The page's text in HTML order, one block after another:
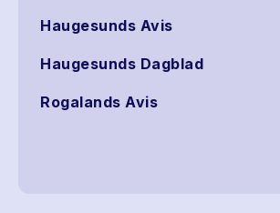
Haugesunds Avis
Haugesunds Dagblad
Rogalands Avis